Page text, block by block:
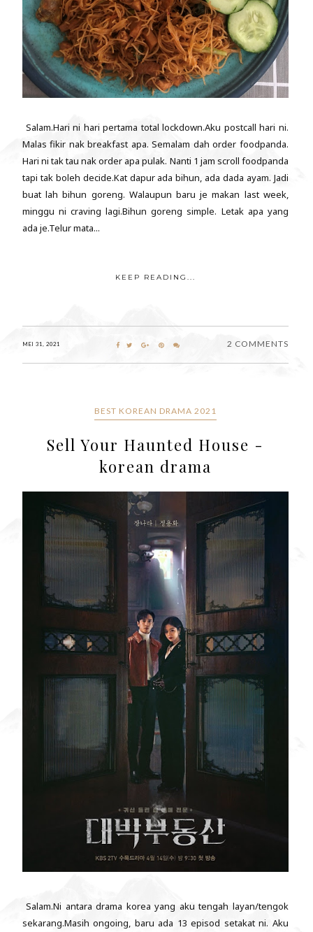
Salam.Hari ni hari pertama total lockdown.Aku postcall hari ni.
Malas fikir nak breakfast apa. Semalam dah order foodpanda.
Hari ni tak tau nak order apa pulak. Nanti 1 jam scroll foodpanda
tapi tak boleh decide.Kat dapur ada bihun, ada dada ayam. Jadi
buat lah bihun goreng. Walaupun baru je makan last week,
minggu ni craving lagi.Bihun goreng simple. Letak apa yang
ada je.Telur mata...
KEEP READING...
MEI 31, 2021 2 COMMENTS
BEST KOREAN DRAMA 2021
Sell Your Haunted House -
korean drama
Salam.Ni antara drama korea yang aku tengah layan/tengok
sekarang.Masih ongoing, baru ada 13 episod setakat ni. Aku